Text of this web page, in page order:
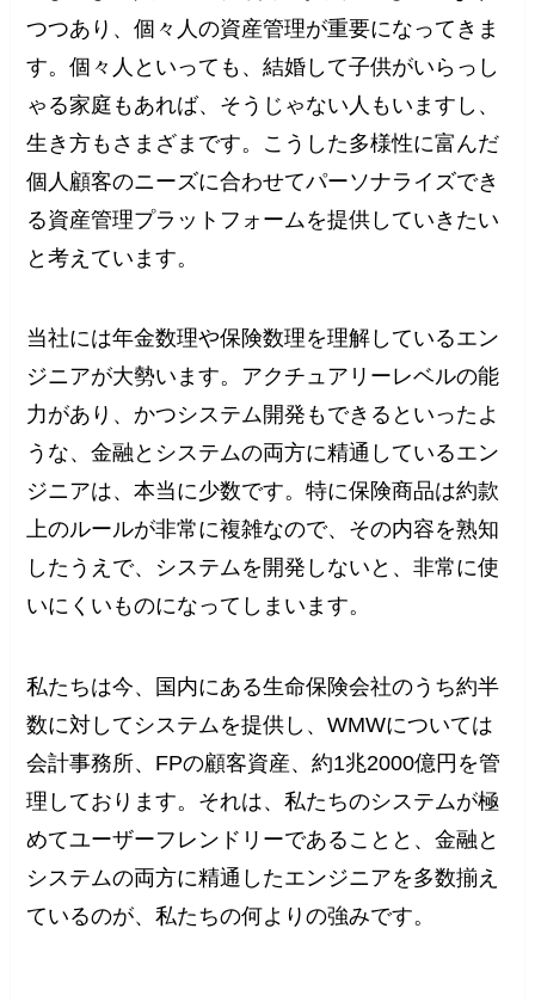
つつあり、個々人の資産管理が重要になってきま
す。個々人といっても、結婚して子供がいらっし
ゃる家庭もあれば、そうじゃない人もいますし、
生き方もさまざまです。こうした多様性に富んだ
個人顧客のニーズに合わせてパーソナライズでき
る資産管理プラットフォームを提供していきたい
と考えています。
当社には年金数理や保険数理を理解しているエン
ジニアが大勢います。アクチュアリーレベルの能
力があり、かつシステム開発もできるといったよ
うな、金融とシステムの両方に精通しているエン
ジニアは、本当に少数です。特に保険商品は約款
上のルールが非常に複雑なので、その内容を熟知
したうえで、システムを開発しないと、非常に使
いにくいものになってしまいます。
私たちは今、国内にある生命保険会社のうち約半
数に対してシステムを提供し、WMWについては
会計事務所、FPの顧客資産、約1兆2000億円を管
理しております。それは、私たちのシステムが極
めてユーザーフレンドリーであることと、金融と
システムの両方に精通したエンジニアを多数揃え
ているのが、私たちの何よりの強みです。